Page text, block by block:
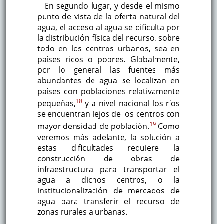
En segundo lugar, y desde el mismo
punto de vista de la oferta natural del
agua, el acceso al agua se dificulta por
la distribución física del recurso, sobre
todo en los centros urbanos, sea en
países ricos o pobres. Globalmente,
por lo general las fuentes más
abundantes de agua se localizan en
países con poblaciones relativamente
pequeñas,18y a nivel nacional los ríos
se encuentran lejos de los centros con
mayor densidad de población.19Como
veremos más adelante, la solución a
estas dificultades requiere la
construcción de obras de
infraestructura para transportar el
agua a dichos centros, o la
institucionalización de mercados de
agua para transferir el recurso de
zonas rurales a urbanas.